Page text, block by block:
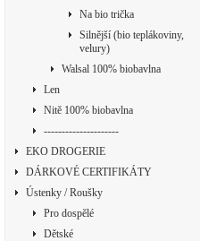
Na bio trička
Silnější (bio teplákoviny,
velury)
Walsal 100% biobavlna
Len
Nitě 100% biobavlna
---------------------
EKO DROGERIE
DÁRKOVÉ CERTIFIKÁTY
Ústenky / Roušky
Pro dospělé
Dětské